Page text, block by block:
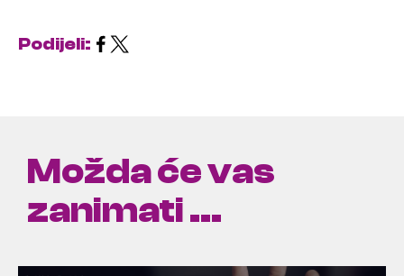
Podijeli:
Možda će vas
zanimati ...